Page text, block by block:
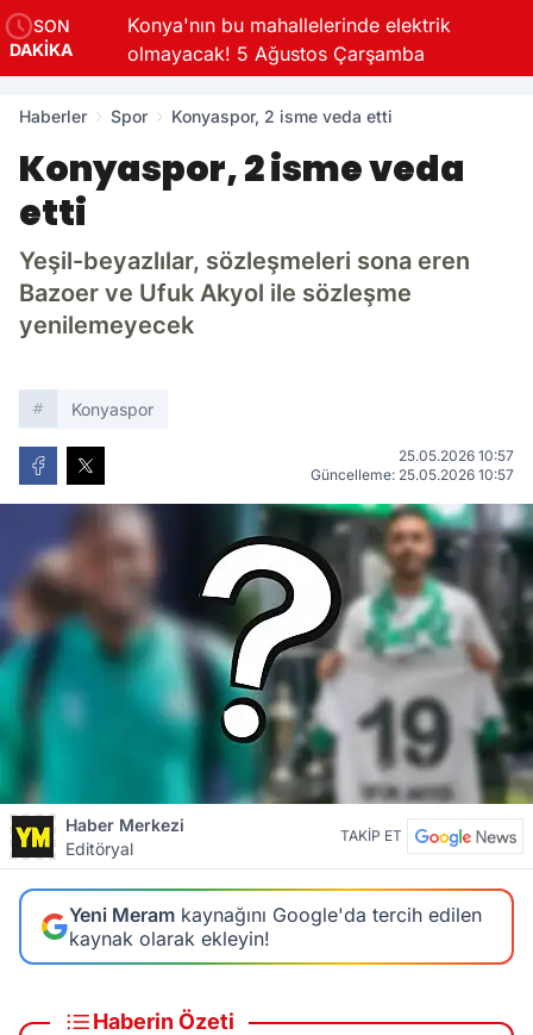
SON
DAKİKA
Konya'nın bu mahallelerinde elektrik
olmayacak! 5 Ağustos Çarşamba
Haberler Spor Konyaspor, 2 isme veda etti
Konyaspor, 2 isme veda
etti
Yeşil-beyazlılar, sözleşmeleri sona eren
Bazoer ve Ufuk Akyol ile sözleşme
yenilemeyecek
Konyaspor
25.05.2026 10:57
Güncelleme: 25.05.2026 10:57
Haber Merkezi
Editöryal
TAKİP ET
Yeni Meram kaynağını Google'da tercih edilen
kaynak olarak ekleyin!
Haberin Özeti